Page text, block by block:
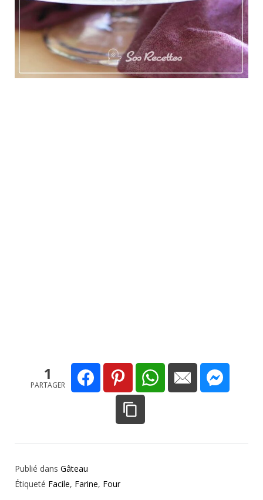
1
PARTAGER
Publié dans Gâteau
Étiqueté Facile, Farine, Four